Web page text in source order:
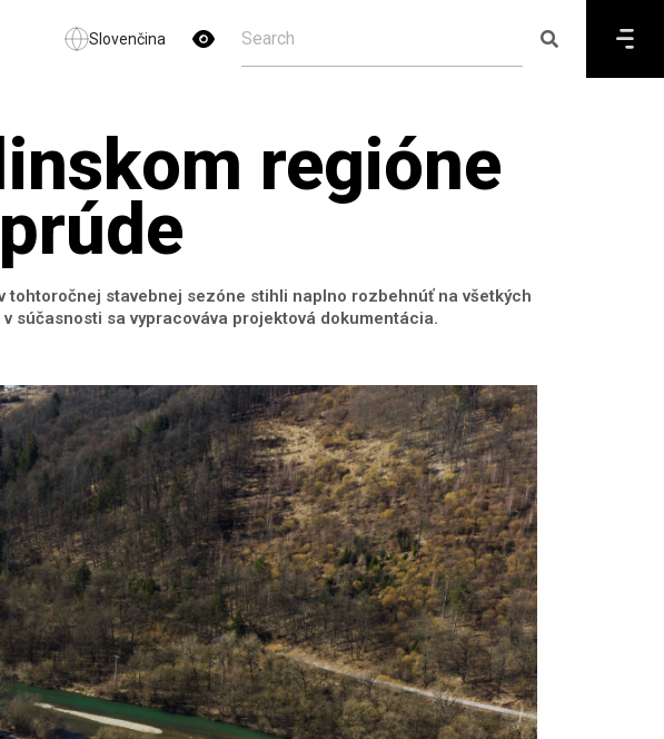
Slovenčina
regióne
stavebnej sezóne stihli naplno rozbehnúť na všetkých
súčasnosti sa vypracováva projektová dokumentácia.